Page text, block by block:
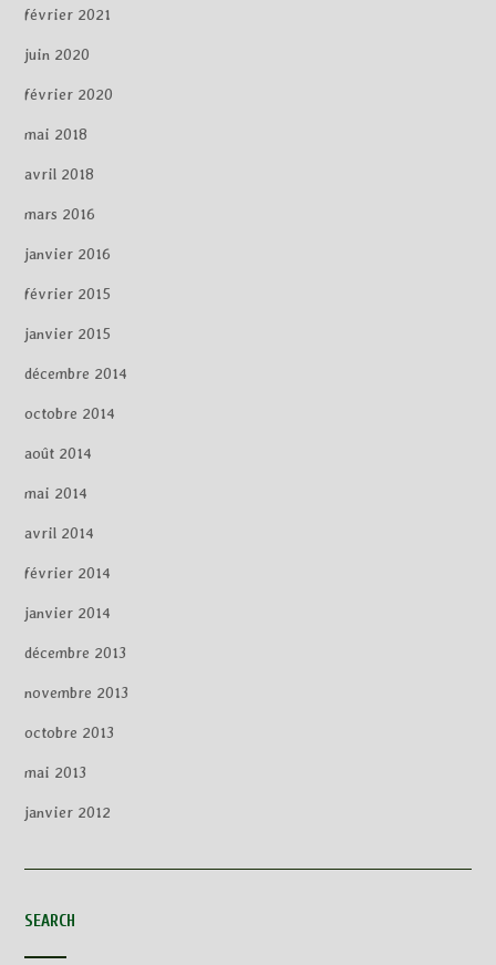
février 2021
juin 2020
février 2020
mai 2018
avril 2018
mars 2016
janvier 2016
février 2015
janvier 2015
décembre 2014
octobre 2014
août 2014
mai 2014
avril 2014
février 2014
janvier 2014
décembre 2013
novembre 2013
octobre 2013
mai 2013
janvier 2012
SEARCH